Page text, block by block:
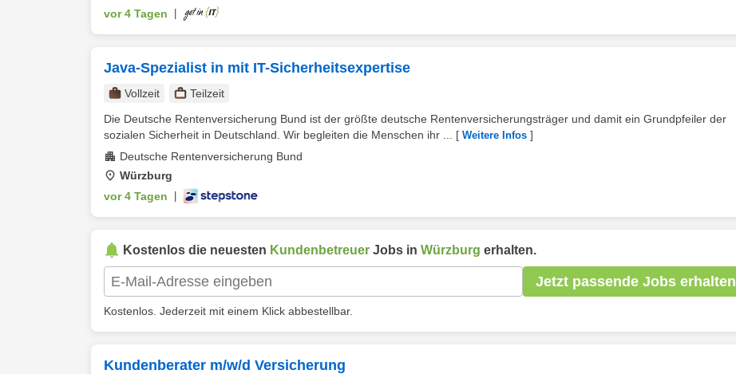
vor 4 Tagen
Java-Spezialist in mit IT-Sicherheitsexpertise
Vollzeit
Teilzeit
Die Deutsche Rentenversicherung Bund ist der größte deutsche Rentenversicherungsträger und damit ein Grundpfeiler der
sozialen Sicherheit in Deutschland. Wir begleiten die Menschen ihr ...
[ Weitere Infos ]
Deutsche Rentenversicherung Bund
Würzburg
vor 4 Tagen
Kostenlos die neuesten Kundenbetreuer Jobs in Würzburg erhalten.
Jetzt passende Jobs erhalten
Kostenlos. Jederzeit mit einem Klick abbestellbar.
Kundenberater m/w/d Versicherung